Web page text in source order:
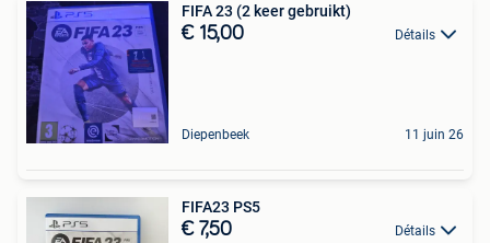
FIFA 23 (2 keer gebruikt)
€ 15,00 Détails
Diepenbeek 11 juin 26
FIFA23 PS5
€ 7,50 Détails